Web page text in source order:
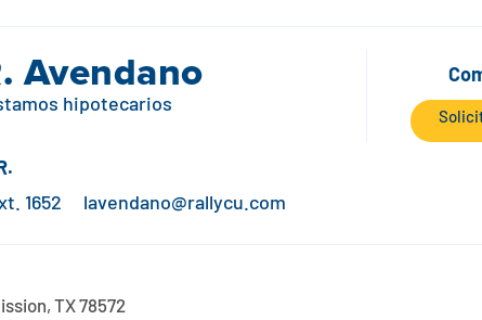
Avendano
hipotecarios
1652
lavendano@rallycu.com
TX 78572